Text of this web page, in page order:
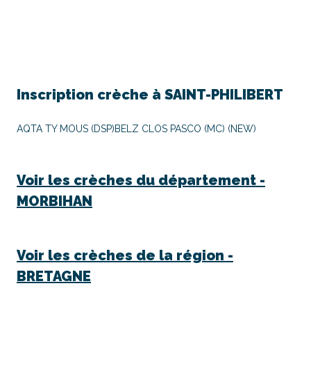
Inscription crèche à SAINT-PHILIBERT
AQTA TY MOUS (DSP)BELZ CLOS PASCO (MC) (NEW)
Voir les crèches du département -
MORBIHAN
Voir les crèches de la région -
BRETAGNE